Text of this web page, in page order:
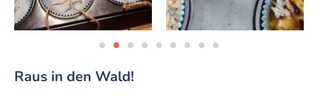
Raus in den Wald!